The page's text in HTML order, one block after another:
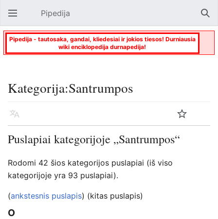
Atverti pagrindinį meniu Pipedija
Pipedija - tautosaka, gandai, kliedesiai ir jokios tiesos! Durniausia
wiki enciklopedija durnapedija!
Kategorija:Santrumpos
Kalba Stebėti
Puslapiai kategorijoje „Santrumpos“
Rodomi 42 šios kategorijos puslapiai (iš viso
kategorijoje yra 93 puslapiai).
(ankstesnis puslapis) (kitas puslapis)
O